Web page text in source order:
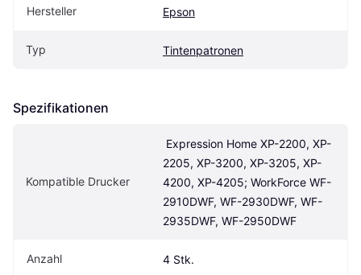
Hersteller Epson
Typ Tintenpatronen
Spezifikationen
Kompatible Drucker
2205, XP-3200, XP-3205, XP-
4200, XP-4205; WorkForce WF-
2910DWF, WF-2930DWF, WF-
2935DWF, WF-2950DWF
Anzahl 4 Stk.